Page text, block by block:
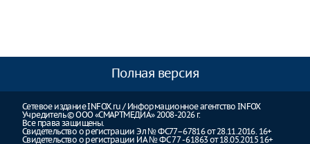
Полная версия
Сетевое издание INFOX.ru / Информационное агентство INFOX
Учредитель © ООО «СМАРТМЕДИА» 2008-2026 г.
Все права защищены.
Свидетельство о регистрации Эл № ФС77–67816 от 28.11.2016. 16+
Свидетельство о регистрации ИА № ФС 77 - 61863 от 18.05.2015 16+